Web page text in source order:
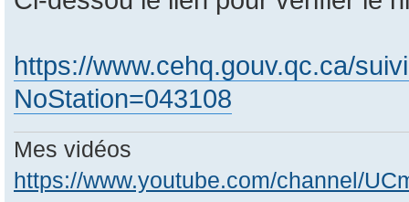
https://www.cehq.gouv.qc.ca/
NoStation=043108
Mes vidéos
https://www.youtube.com/channel/